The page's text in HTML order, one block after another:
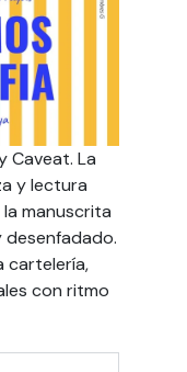
Caveat. La
y lectura
manuscrita
cartelería,
con ritmo